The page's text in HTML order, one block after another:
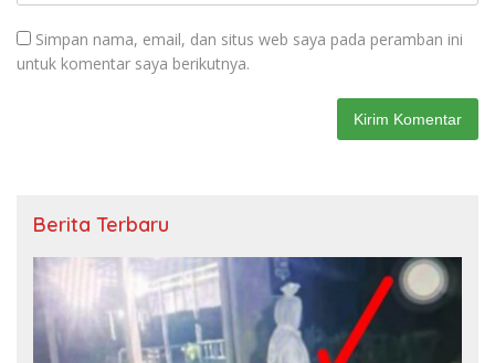
Simpan nama, email, dan situs web saya pada peramban ini
untuk komentar saya berikutnya.
Berita Terbaru